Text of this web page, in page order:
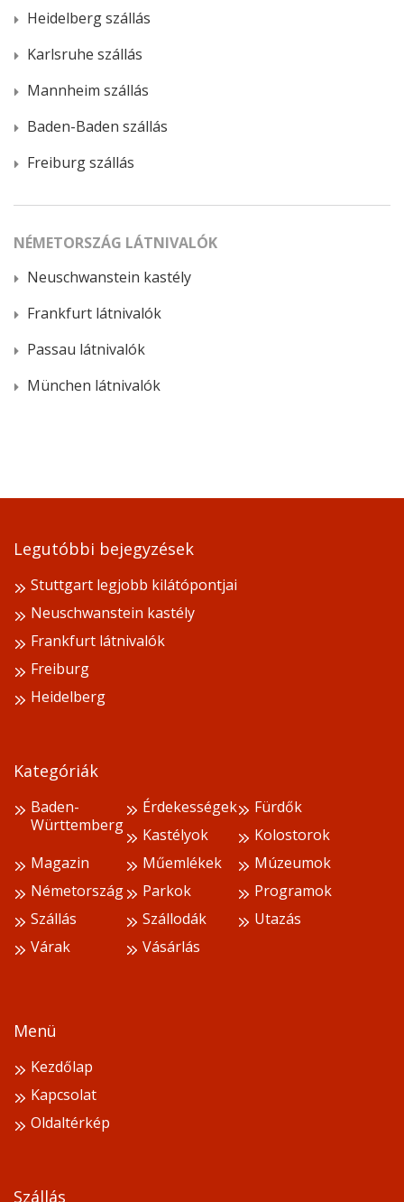
Heidelberg szállás
Karlsruhe szállás
Mannheim szállás
Baden-Baden szállás
Freiburg szállás
NÉMETORSZÁG LÁTNIVALÓK
Neuschwanstein kastély
Frankfurt látnivalók
Passau látnivalók
München látnivalók
Legutóbbi bejegyzések
Stuttgart legjobb kilátópontjai
Neuschwanstein kastély
Frankfurt látnivalók
Freiburg
Heidelberg
Kategóriák
Baden-
Württemberg
Érdekességek
Fürdők
Kastélyok
Kolostorok
Magazin
Műemlékek
Múzeumok
Németország
Parkok
Programok
Szállás
Szállodák
Utazás
Várak
Vásárlás
Menü
Kezdőlap
Kapcsolat
Oldaltérkép
Szállás